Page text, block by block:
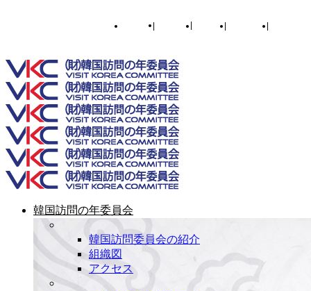
한국어 English 日本語 简体中文
韓国訪問の年委員会
韓国訪問委員会の紹介
組織図
アクセス